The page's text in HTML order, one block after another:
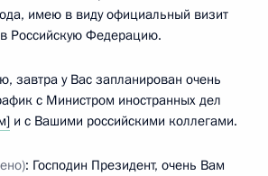
имею в виду официальный визит
Российскую Федерацию.
завтра у Вас запланирован очень
с Министром иностранных дел
и с Вашими российскими коллегами.
: Господин Президент, очень Вам